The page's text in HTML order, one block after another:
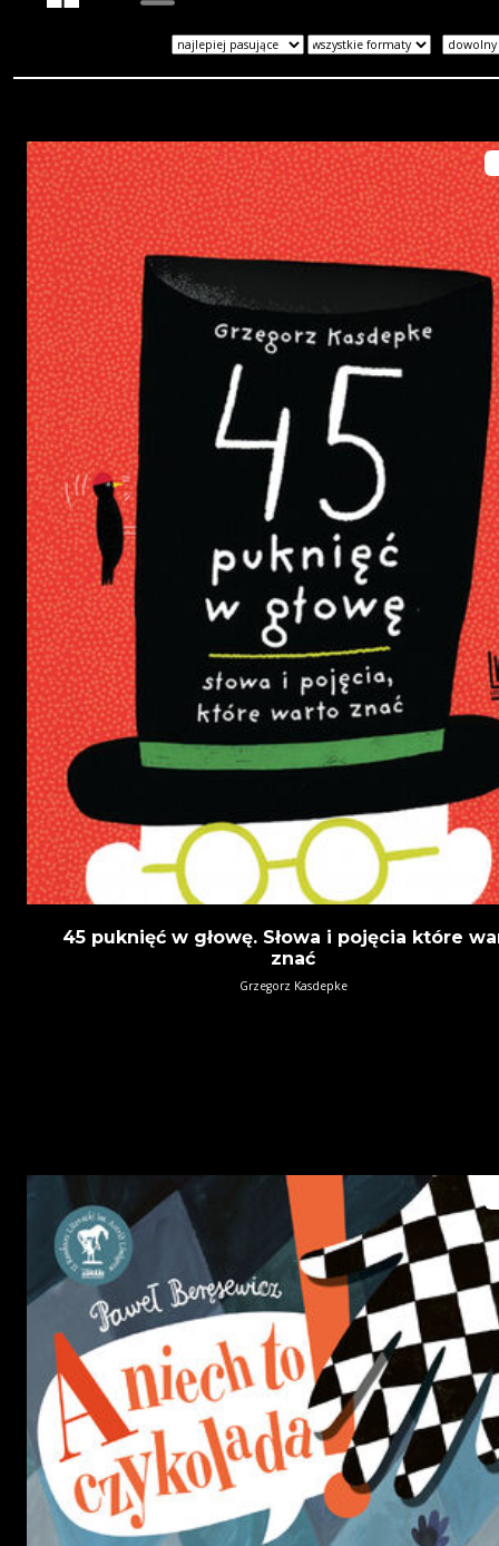
45 puknięć w głowę. Słowa i pojęcia które
znać
Grzegorz Kasdepke